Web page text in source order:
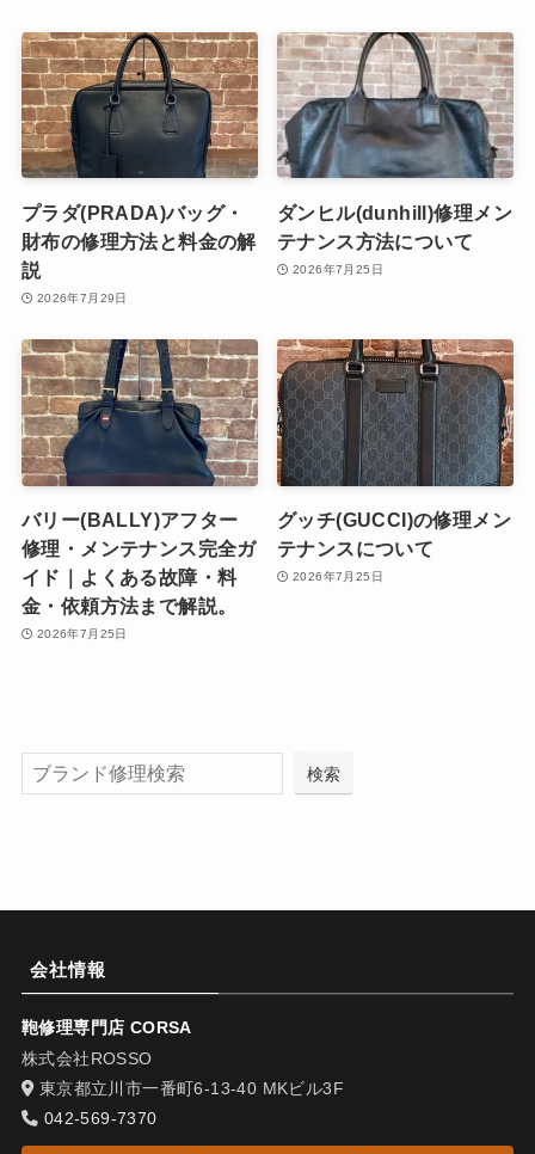
プラダ(PRADA)バッグ・
財布の修理方法と料金の解
説
2026年7月29日
ダンヒル(dunhill)修理メン
テナンス方法について
2026年7月25日
バリー(BALLY)アフター
修理・メンテナンス完全ガ
イド｜よくある故障・料
金・依頼方法まで解説。
2026年7月25日
グッチ(GUCCI)の修理メン
テナンスについて
2026年7月25日
検索
会社情報
鞄修理専門店 CORSA
株式会社ROSSO
東京都立川市一番町6-13-40 MKビル3F
042-569-7370